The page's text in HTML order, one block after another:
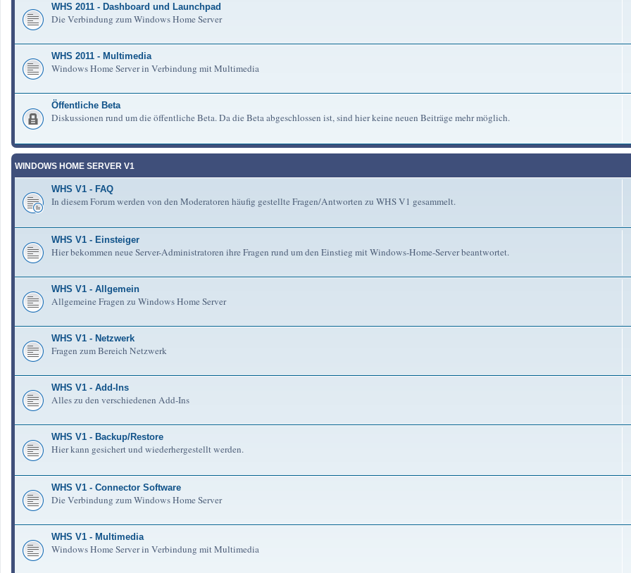
WHS 2011 - Dashboard und Launchpad
Die Verbindung zum Windows Home Server
WHS 2011 - Multimedia
Windows Home Server in Verbindung mit Multimedia
Öffentliche Beta
Diskussionen rund um die öffentliche Beta. Da die Beta abgeschlossen ist, sind hier keine neuen Beiträge mehr möglich.
WINDOWS HOME SERVER V1
WHS V1 - FAQ
In diesem Forum werden von den Moderatoren häufig gestellte Fragen/Antworten zu WHS V1 gesammelt.
WHS V1 - Einsteiger
Hier bekommen neue Server-Administratoren ihre Fragen rund um den Einstieg mit Windows-Home-Server beantwortet.
WHS V1 - Allgemein
Allgemeine Fragen zu Windows Home Server
WHS V1 - Netzwerk
Fragen zum Bereich Netzwerk
WHS V1 - Add-Ins
Alles zu den verschiedenen Add-Ins
WHS V1 - Backup/Restore
Hier kann gesichert und wiederhergestellt werden.
WHS V1 - Connector Software
Die Verbindung zum Windows Home Server
WHS V1 - Multimedia
Windows Home Server in Verbindung mit Multimedia